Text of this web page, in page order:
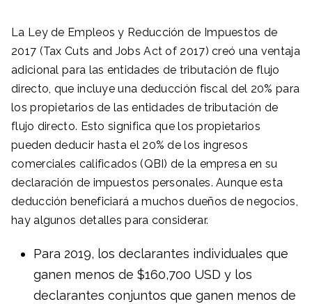
La Ley de Empleos y Reducción de Impuestos de
2017 (Tax Cuts and Jobs Act of 2017) creó una ventaja
adicional para las entidades de tributación de flujo
directo, que incluye una deducción fiscal del 20% para
los propietarios de las entidades de tributación de
flujo directo. Esto significa que los propietarios
pueden deducir hasta el 20% de los ingresos
comerciales calificados (QBI) de la empresa en su
declaración de impuestos personales. Aunque esta
deducción beneficiará a muchos dueños de negocios,
hay algunos detalles para considerar.
Para 2019, los declarantes individuales que
ganen menos de $160,700 USD y los
declarantes conjuntos que ganen menos de